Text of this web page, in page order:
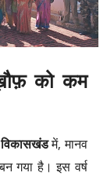
को कम
में, मानव
गया है। इस वर्ष